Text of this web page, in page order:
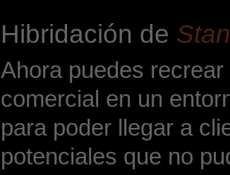
Hibridación de
Ahora puedes recrear
comercial en un
para poder llegar a
potenciales que no